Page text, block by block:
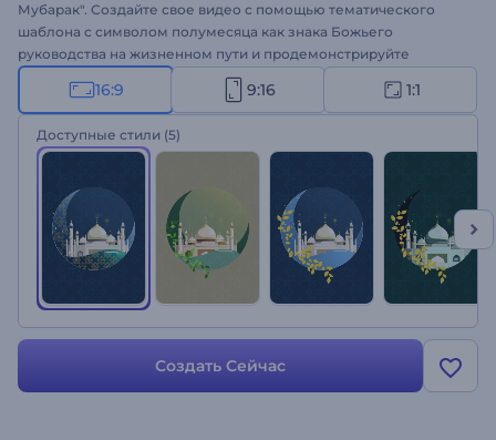
Мубарак". Создайте свое видео с помощью тематического
шаблона с символом полумесяца как знака Божьего
руководства на жизненном пути и продемонстрируйте
красоту исламской культуры. Просто загрузите в шаблон свой
логотип, добавьте слоган, подберите цветовое сочетание и
удивите свою аудиторию новым видео. Шаблон идеально
подходит для оформления праздничных интро, поздравлений,
многого другого. Привлеките внимание аудитории с помощью
интро "Рамадан Мубарак"!
16:9 9:16 1:1
Доступные стили (5)
Создать Сейчас